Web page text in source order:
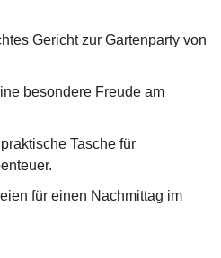
Gericht zur Gartenparty von
besondere Freude am
Tasche für
für einen Nachmittag im